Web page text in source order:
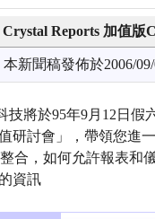
Crystal Reports 加值版
本新聞稿發佈於2006/
技將於95年9月12日
研討會」，帶領您進
整合，如何允許報表和
資訊